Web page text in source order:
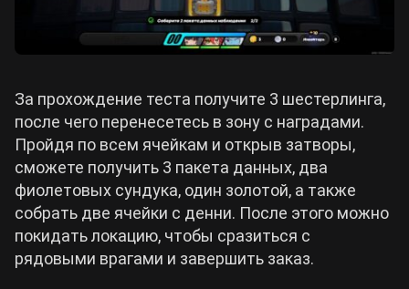
За прохождение теста получите 3 шестерлинга,
после чего перенесетесь в зону с наградами.
Пройдя по всем ячейкам и открыв затворы,
сможете получить 3 пакета данных, два
фиолетовых сундука, один золотой, а также
собрать две ячейки с денни. После этого можно
покидать локацию, чтобы сразиться с
рядовыми врагами и завершить заказ.